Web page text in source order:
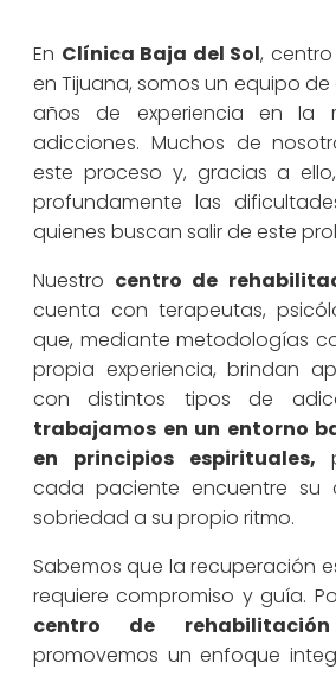
En Clínica Baja del Sol,
en Tijuana, somos un equipo
años de experiencia en la
adicciones. Muchos de
este proceso y, gracias a
profundamente las
quienes buscan salir de este
Nuestro centro de
cuenta con terapeutas,
que, mediante metodologías
propia experiencia, brindan
con distintos tipos de
trabajamos en un entorno
en principios espirituales,
cada paciente encuentre su
sobriedad a su propio ritmo.
Sabemos que la recuperación
requiere compromiso y guía.
centro de
promovemos un enfoque